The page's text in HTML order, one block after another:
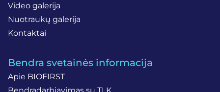
Video galerija
Nuotraukų galerija
Kontaktai
Bendra svetainės informacija
Apie BIOFIRST
Bendradarbiavimas su TLK